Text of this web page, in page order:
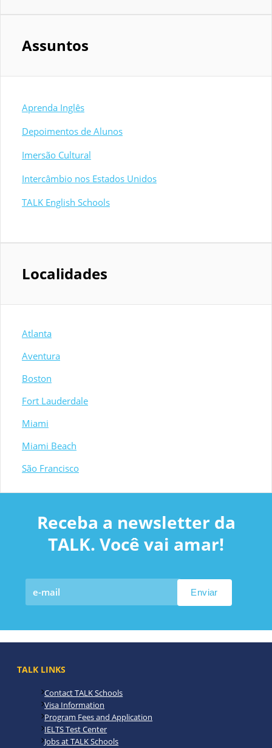
Assuntos
Aprenda Inglês
Depoimentos de Alunos
Imersão Cultural
Intercâmbio nos Estados Unidos
TALK English Schools
Localidades
Atlanta
Aventura
Boston
Fort Lauderdale
Miami
Miami Beach
São Francisco
Receba a newsletter da
TALK. Você vai amar!
TALK LINKS
Contact TALK Schools
Visa Information
Program Fees and Application
IELTS Test Center
Jobs at TALK Schools